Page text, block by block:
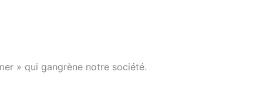
» qui gangrène notre société.